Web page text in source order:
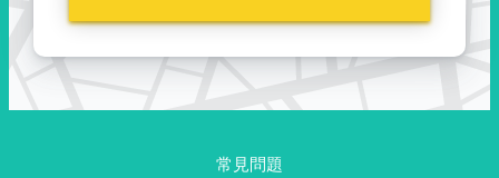
常見問題